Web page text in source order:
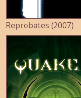
Reprobates (2007)